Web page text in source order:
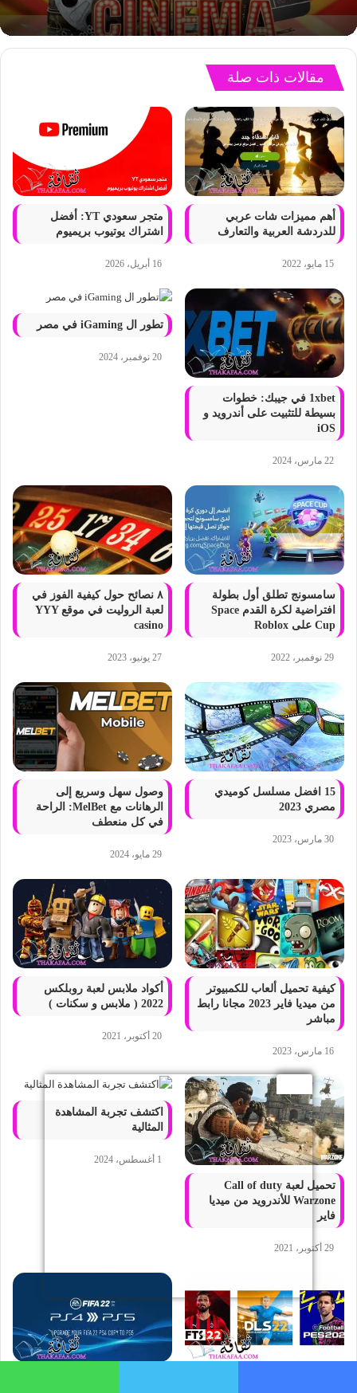
مقالات ذات صلة
أهم مميزات شات عربي
للدردشة العربية والتعارف
15 مايو، 2022
متجر سعودي YT: أفضل
اشتراك يوتيوب بريميوم
16 أبريل، 2026
1xbet في جيبك: خطوات
بسيطة للتثبيت على أندرويد و
iOS
22 مارس، 2024
تطور ال iGaming في مصر
20 نوفمبر، 2024
سامسونج تطلق أول بطولة
افتراضية لكرة القدم Space
Cup على Roblox
29 نوفمبر، 2022
٨ نصائح حول كيفية الفوز في
لعبة الروليت في موقع YYY
casino
27 يونيو، 2023
15 افضل مسلسل كوميدي
مصري 2023
30 مارس، 2023
وصول سهل وسريع إلى
الرهانات مع MelBet: الراحة
في كل منعطف
29 مايو، 2024
كيفية تحميل ألعاب للكمبيوتر
من ميديا فاير 2023 مجانا رابط
مباشر
16 مارس، 2023
أكواد ملابس لعبة روبلكس
2022 ( ملابس و سكنات )
20 أكتوبر، 2021
تحميل لعبة Call of duty
Warzone للأندرويد من ميديا
فاير
29 أكتوبر، 2021
اكتشف تجربة المشاهدة
المثالية
1 أغسطس، 2024